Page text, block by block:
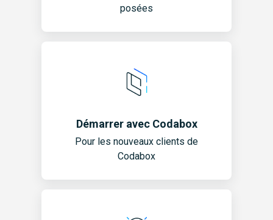
posées
Démarrer avec Codabox
Pour les nouveaux clients de
Codabox